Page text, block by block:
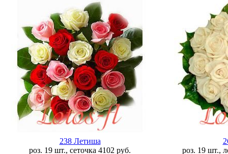
238 Летишa
роз. 19 шт., сеточка 4102 руб.
роз. 19 шт.,